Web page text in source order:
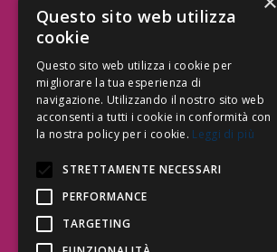
Tutele del Credito
Responsabilità Civile
Contrattualistica
Segui lo Studio EDG sui social.
Questo sito web utilizza
cookie
Questo sito web utilizza i cookie per
migliorare la tua esperienza di
navigazione. Utilizzando il nostro sito web
acconsenti a tutti i cookie in conformità con
la nostra policy per i cookie. Leggi di più
STRETTAMENTE NECESSARI
PERFORMANCE
TARGETING